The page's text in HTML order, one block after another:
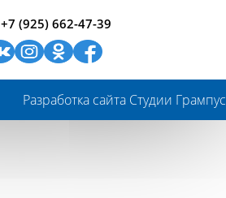
+7 (925) 662-47-39
Разработка сайта Студии Грампус